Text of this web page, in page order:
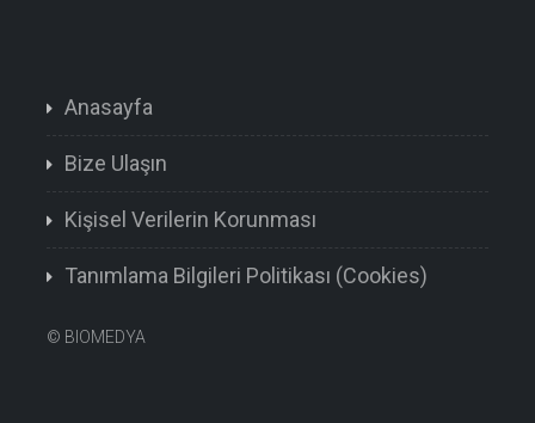
Anasayfa
Bize Ulaşın
Kişisel Verilerin Korunması
Tanımlama Bilgileri Politikası (Cookies)
© BIOMEDYA